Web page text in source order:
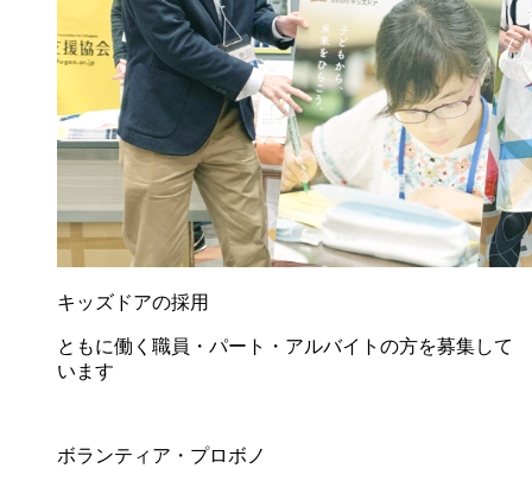
キッズドアの採用
ともに働く職員・パート・アルバイトの方を募集して
います
ボランティア・プロボノ